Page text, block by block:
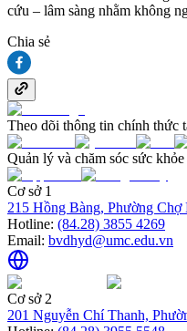
cứu – lâm sàng nhằm không
Chia sẻ
Theo dõi thông tin chính thức
Quản lý và chăm sóc sức
Cơ sở 1
215 Hồng Bàng, Phường
Hotline: (84.28) 3855 4269
Email: bvdhyd@umc.edu.vn
Cơ sở 2
201 Nguyễn Chí Thanh,